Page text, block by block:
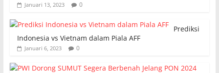
Januari 13, 2023 0
Prediksi
Indonesia vs Vietnam dalam Piala AFF
Januari 6, 2023 0